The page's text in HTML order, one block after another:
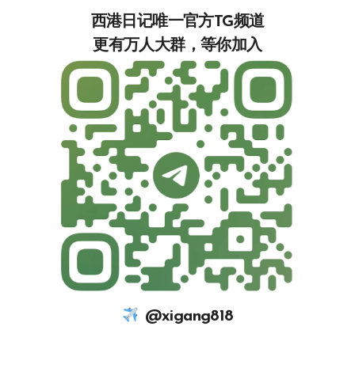
西港日记唯一官方TG频道
更有万人大群，等你加入‍‍‍‍‍‍‍‍‍‍‍‍‍
@xigang818